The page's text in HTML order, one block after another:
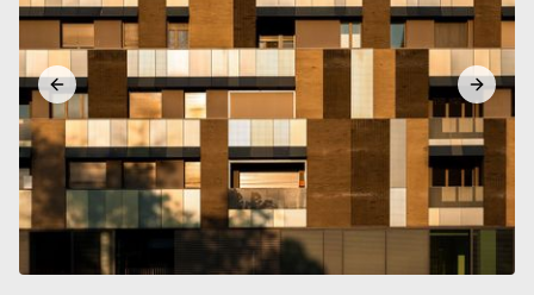
Previous slide Next